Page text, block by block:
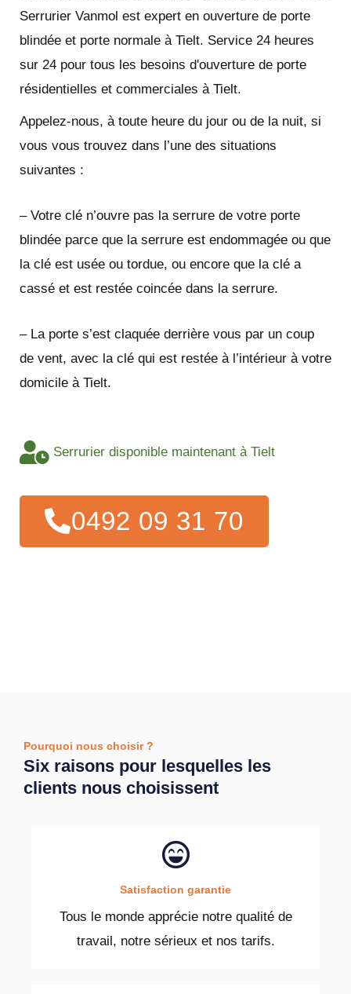
Serrurier Vanmol est expert en ouverture de porte
blindée et porte normale à Tielt. Service 24 heures
sur 24 pour tous les besoins d'ouverture de porte
résidentielles et commerciales à Tielt.
Appelez-nous, à toute heure du jour ou de la nuit, si
vous vous trouvez dans l’une des situations
suivantes :
– Votre clé n’ouvre pas la serrure de votre porte
blindée parce que la serrure est endommagée ou que
la clé est usée ou tordue, ou encore que la clé a
cassé et est restée coincée dans la serrure.
– La porte s’est claquée derrière vous par un coup
de vent, avec la clé qui est restée à l’intérieur à votre
domicile à Tielt.
Serrurier disponible maintenant à Tielt
0492 09 31 70
Pourquoi nous choisir ?
Six raisons pour lesquelles les
clients nous choisissent
Satisfaction garantie
Tous le monde apprécie notre qualité de
travail, notre sérieux et nos tarifs.